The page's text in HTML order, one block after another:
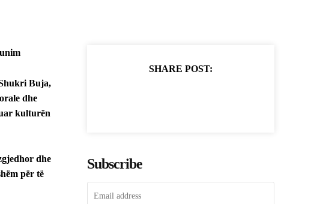
Buja,
dhe
kulturën
dhe
për të
SHARE POST:
Subscribe